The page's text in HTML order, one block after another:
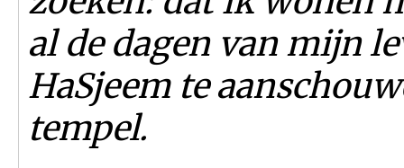
al de dagen van mijn
HaSjeem te
tempel.